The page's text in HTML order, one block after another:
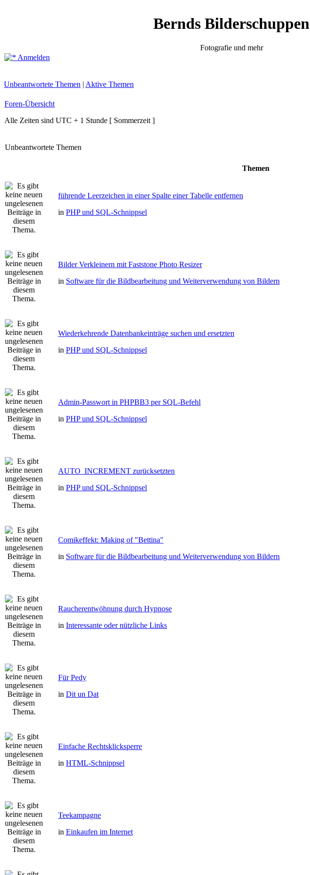
Bernds Bilderschuppen
Fotografie und mehr
Anmelden
Unbeantwortete Themen | Aktive Themen
Foren-Übersicht
Alle Zeiten sind UTC + 1 Stunde [ Sommerzeit ]
Unbeantwortete Themen
Themen
führende Leerzeichen in einer Spalte einer Tabelle entfernen
in PHP und SQL-Schnippsel
Bilder Verkleinern mit Faststone Photo Resizer
in Software für die Bildbearbeitung und Weiterverwendung von Bildern
Wiederkehrende Datenbankeinträge suchen und ersetzten
in PHP und SQL-Schnippsel
Admin-Passwort in PHPBB3 per SQL-Befehl
in PHP und SQL-Schnippsel
AUTO_INCREMENT zurücksetzten
in PHP und SQL-Schnippsel
Comikeffekt: Making of "Bettina"
in Software für die Bildbearbeitung und Weiterverwendung von Bildern
Raucherentwöhnung durch Hypnose
in Interessante oder nützliche Links
Für Pedy
in Dit un Dat
Einfache Rechtsklicksperre
in HTML-Schnippsel
Teekampagne
in Einkaufen im Internet